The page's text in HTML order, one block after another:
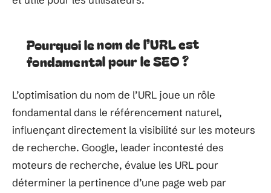
Pourquoi le nom de l’URL est
fondamental pour le SEO ?
L’optimisation du nom de l’URL joue un rôle
fondamental dans le référencement naturel,
influençant directement la visibilité sur les moteurs
de recherche. Google, leader incontesté des
moteurs de recherche, évalue les URL pour
déterminer la pertinence d’une page web par